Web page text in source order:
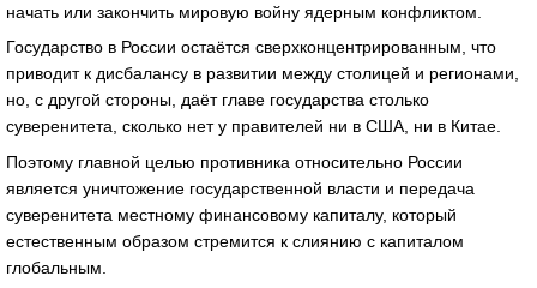
начать или закончить мировую войну ядерным конфликтом.
Государство в России остаётся сверхконцентрированным, что
приводит к дисбалансу в развитии между столицей и регионами,
но, с другой стороны, даёт главе государства столько
суверенитета, сколько нет у правителей ни в США, ни в Китае.
Поэтому главной целью противника относительно России
является уничтожение государственной власти и передача
суверенитета местному финансовому капиталу, который
естественным образом стремится к слиянию с капиталом
глобальным.